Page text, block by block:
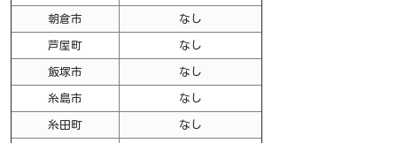
朝倉市 なし
芦屋町 なし
飯塚市 なし
糸島市 なし
糸田町 なし